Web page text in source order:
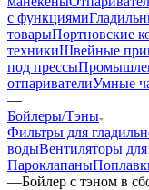
с функциями
товарыПортновские
техникиШвейные
под прессы
отпаривателиУмные
—
Бойлеры/Тэны
Фильтры для
водыВентиляторы
Пароклапаны
—Бойлер с тэном в